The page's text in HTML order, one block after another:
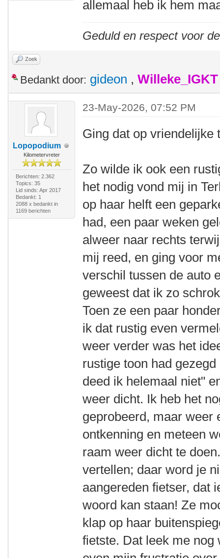
allemaal heb ik hem
Geduld en respect voor
Zoek
Bedankt door: gideon , Willeke_IGKT
Lopopodium
Kilometervreter
Berichten: 2.362
Topics: 35
Lid sinds: Apr 2017
Bedankt: 1
2088 x bedankt in
1169 berichten
23-May-2026, 07:52 PM
Ging dat op vriendelijke
Zo wilde ik ook een
het nodig vond mij in
op haar helft een
had, een paar weken
alweer naar rechts
mij reed, en ging voor
verschil tussen de auto
geweest dat ik zo
Toen ze een paar
ik dat rustig even
weer verder was het
rustige toon had
deed ik helemaal niet"
weer dicht. Ik heb het
geprobeerd, maar weer
ontkenning en meteen
raam weer dicht te
vertellen; daar word je
aangereden fietser, dat
woord kan staan! Ze
klap op haar
fietste. Dat leek me